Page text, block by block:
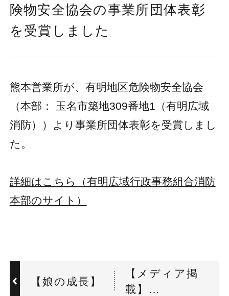
険物安全協会の事業所団体表彰
を受賞しました
熊本営業所が、有明地区危険物安全協会
（本部： 玉名市築地309番地1（有明広域
消防））より事業所団体表彰を受賞しまし
た。
詳細はこちら（有明広域行政事務組合消防
本部のサイト）
【娘の成長】
【メディア掲
載】